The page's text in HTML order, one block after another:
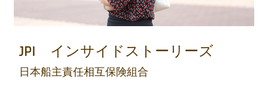
JPI インサイドストーリーズ
日本船主責任相互保険組合